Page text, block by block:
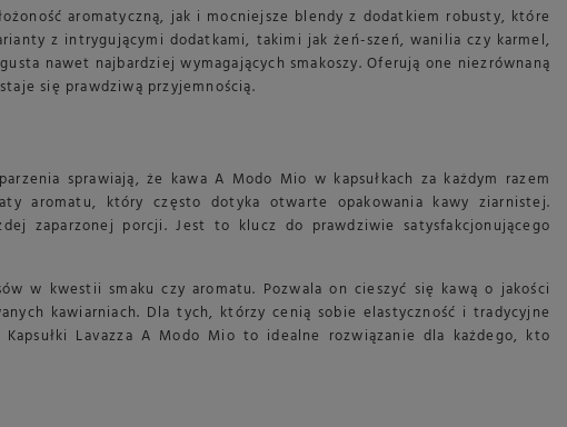
aromatyczną, jak i mocniejsze blendy z dodatkiem robusty, które
z intrygującymi dodatkami, takimi jak żeń-szeń, wanilia czy karmel,
nawet najbardziej wymagających smakoszy. Oferują one niezrównaną
się prawdziwą przyjemnością.
sprawiają, że kawa A Modo Mio w kapsułkach za każdym razem
aromatu, który często dotyka otwarte opakowania kawy ziarnistej.
zaparzonej porcji. Jest to klucz do prawdziwie satysfakcjonującego
w kwestii smaku czy aromatu. Pozwala on cieszyć się kawą o jakości
kawiarniach. Dla tych, którzy cenią sobie elastyczność i tradycyjne
Kapsułki Lavazza A Modo Mio to idealne rozwiązanie dla każdego, kto